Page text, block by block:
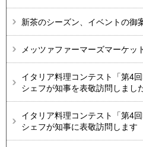
新茶のシーズン、イベントの御
メッツァファーマーズマーケッ
イタリア料理コンテスト「第4
シェフが知事を表敬訪問しまし
イタリア料理コンテスト「第4
シェフが知事に表敬訪問します